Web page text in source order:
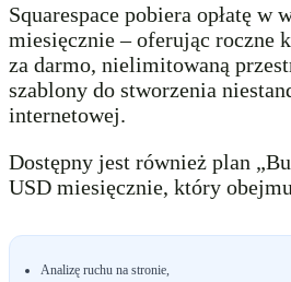
Squarespace pobiera opłatę w
miesięcznie – oferując roczne
za darmo, nielimitowaną
szablony do stworzenia
internetowej.
Dostępny jest również plan
USD miesięcznie, który
Analizę ruchu na stronie,